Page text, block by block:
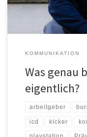
KOMMUNIKATION
Was genau
eigentlich?
arbeitgeber
icd kicker